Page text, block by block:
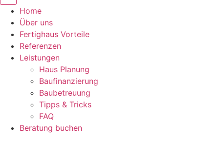
Home
Über uns
Fertighaus Vorteile
Referenzen
Leistungen
Haus Planung
Baufinanzierung
Baubetreuung
Tipps & Tricks
FAQ
Beratung buchen